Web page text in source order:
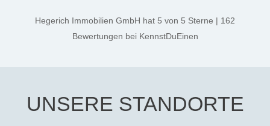
amazing at what she does
very confident, smart and
kind. Best of luck to her in
all her endeavors. Thank
thanks, and a huge part of
the credit goes to Amelie
Jamrowâ€”she was
exceptionally professional,
Hegerich Immobilien to
anyone looking for a home.
Hegerich Immobilien GmbH hat 5 von 5 Sterne | 162
Bewertungen bei KennstDuEinen
UNSERE STANDORTE